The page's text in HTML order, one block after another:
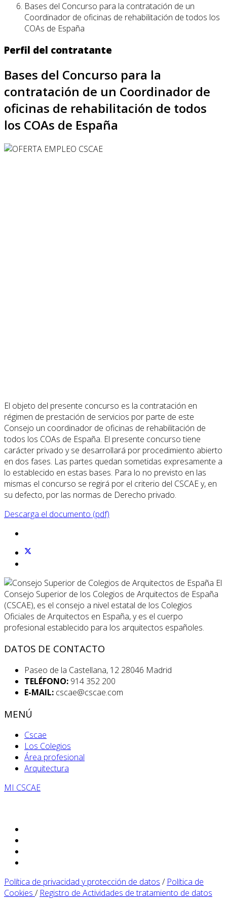
Bases del Concurso para la contratación de un
Coordinador de oficinas de rehabilitación de todos los
COAs de España
Perfil del contratante
Bases del Concurso para la
contratación de un Coordinador de
oficinas de rehabilitación de todos
los COAs de España
El objeto del presente concurso es la contratación en
régimen de prestación de servicios por parte de este
Consejo un coordinador de oficinas de rehabilitación de
todos los COAs de España. El presente concurso tiene
carácter privado y se desarrollará por procedimiento abierto
en dos fases. Las partes quedan sometidas expresamente a
lo establecido en estas bases. Para lo no previsto en las
mismas el concurso se regirá por el criterio del CSCAE y, en
su defecto, por las normas de Derecho privado.
Descarga el documento (pdf)
El
Consejo Superior de los Colegios de Arquitectos de España
(CSCAE), es el consejo a nivel estatal de los Colegios
Oficiales de Arquitectos en España, y es el cuerpo
profesional establecido para los arquitectos españoles.
DATOS DE CONTACTO
Paseo de la Castellana, 12 28046 Madrid
TELÉFONO: 914 352 200
E-MAIL: cscae@cscae.com
MENÚ
Cscae
Los Colegios
Área profesional
Arquitectura
MI CSCAE
Política de privacidad y protección de datos / Política de
Cookies / Registro de Actividades de tratamiento de datos